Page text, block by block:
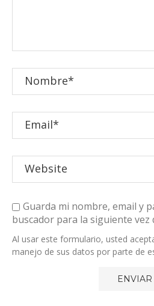
Guarda mi nombre, email y
buscador para la siguiente vez
Al usar este formulario, usted
manejo de sus datos por parte de